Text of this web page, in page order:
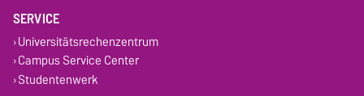
SERVICE
Universitätsrechenzentrum
Campus Service Center
Studentenwerk